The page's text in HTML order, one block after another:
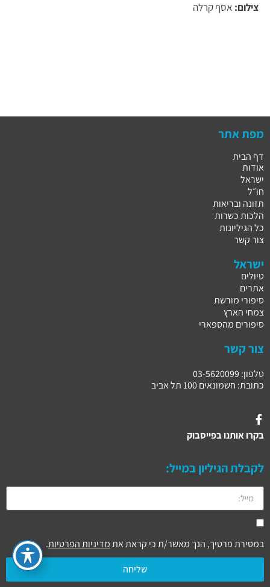
צילום: אסף קרלה
מפת אתר
דף הבית
אודות
ישראל
חו״ל
תזונה ובריאות
הלכות כשרות
כל הגיליונות
צור קשר
ישראל
טיולים
אתרים
סיפורי מורשת
צמחי הארץ
סיפורים מהספארי
צור קשר
טלפון: 03-5620099
כתובת: חשמונאים 100 תל אביב
בקרו אותנו בפייסבוק
לקבלת הגיליון במייל:
במסירת פרטיך, הנך מאשר/ת כי קראת אתמדיניות הפרטיות.
שליחה